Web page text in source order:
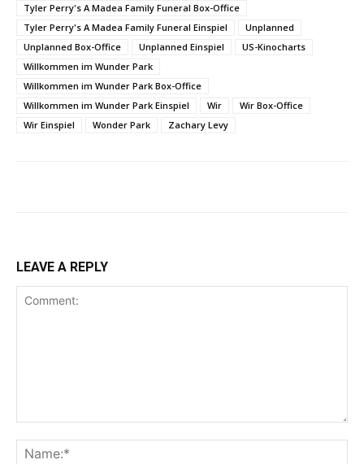
Tyler Perry's A Madea Family Funeral Box-Office
Tyler Perry's A Madea Family Funeral Einspiel
Unplanned
Unplanned Box-Office
Unplanned Einspiel
US-Kinocharts
Willkommen im Wunder Park
Willkommen im Wunder Park Box-Office
Willkommen im Wunder Park Einspiel
Wir
Wir Box-Office
Wir Einspiel
Wonder Park Zachary Levy
LEAVE A REPLY